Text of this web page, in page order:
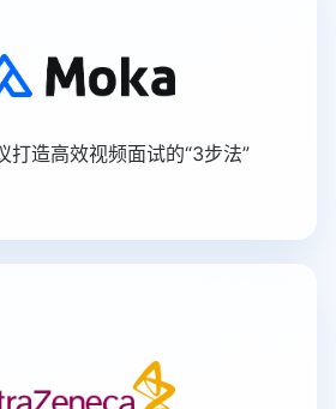
打造高效视频面试的“3步法”